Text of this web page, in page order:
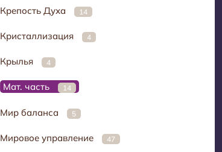
Крепость Духа 14
Кристаллизация 4
Крылья 4
Мат. часть 14
Мир баланса 5
Мировое управление 47